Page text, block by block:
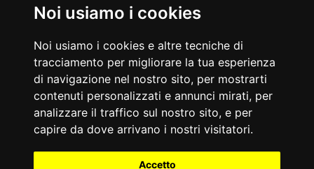
Noi usiamo i cookies
Noi usiamo i cookies e altre tecniche di
tracciamento per migliorare la tua esperienza
di navigazione nel nostro sito, per mostrarti
contenuti personalizzati e annunci mirati, per
analizzare il traffico sul nostro sito, e per
capire da dove arrivano i nostri visitatori.
Accetto
Aforismi
Silvio Pellico
Gesualdo Bufalino